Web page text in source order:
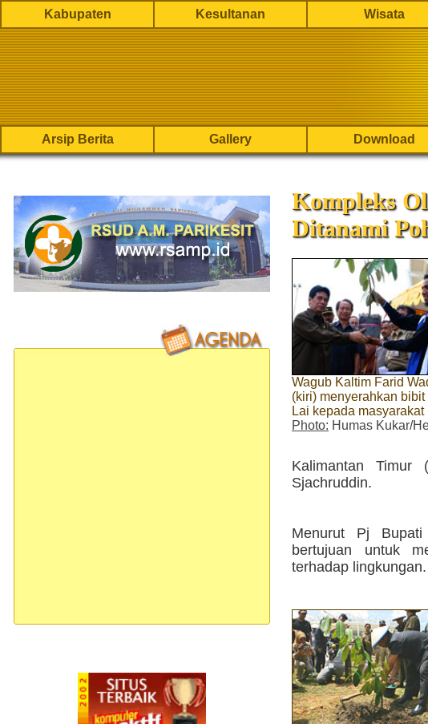
Kabupaten Kesultanan Wisata
Arsip Berita Gallery Download
Kompleks
Ditanami
Wagub Kaltim Farid
(kiri) menyerahkan bibit
Lai kepada masyarakat
Photo: Humas Kukar/
Kalimantan
Sjachruddin.
Menurut Pj
bertujuan untuk
terhadap lingkungan.